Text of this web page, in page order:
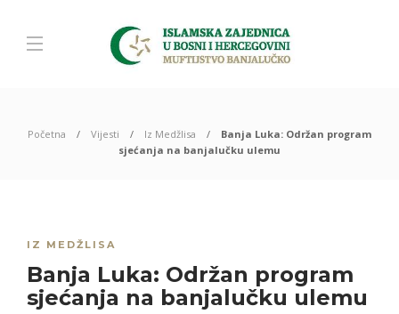
Početna Vijesti Iz Medžlisa
Banja Luka: Održan program
sjećanja na banjalučku ulemu
IZ MEDŽLISA
Banja Luka: Održan program
sjećanja na banjalučku ulemu